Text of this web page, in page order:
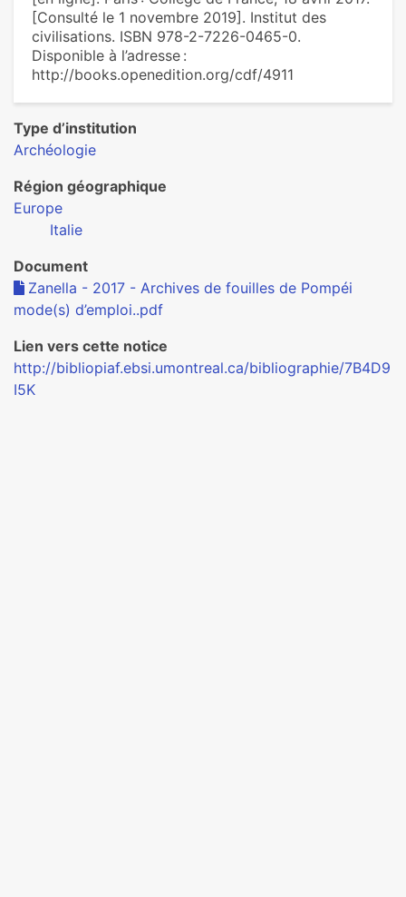
[Consulté le 1 novembre 2019]. Institut des
civilisations. ISBN 978-2-7226-0465-0.
Disponible à l’adresse :
http://books.openedition.org/cdf/4911
Type d’institution
Archéologie
Région géographique
Europe
Italie
Document
Zanella - 2017 - Archives de fouilles de Pompéi
mode(s) d’emploi..pdf
Lien vers cette notice
http://bibliopiaf.ebsi.umontreal.ca/bibliographie/7B4D9
I5K